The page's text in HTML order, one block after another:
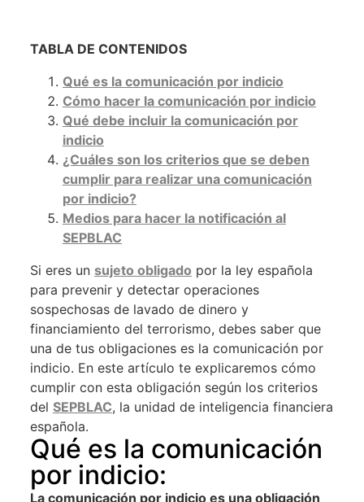
TABLA DE CONTENIDOS
Qué es la comunicación por indicio
Cómo hacer la comunicación por indicio
Qué debe incluir la comunicación por
indicio
¿Cuáles son los criterios que se deben
cumplir para realizar una comunicación
por indicio?
Medios para hacer la notificación al
SEPBLAC
Si eres un sujeto obligado por la ley española
para prevenir y detectar operaciones
sospechosas de lavado de dinero y
financiamiento del terrorismo, debes saber que
una de tus obligaciones es la comunicación por
indicio. En este artículo te explicaremos cómo
cumplir con esta obligación según los criterios
del SEPBLAC, la unidad de inteligencia financiera
española.
Qué es la comunicación
por indicio:
La comunicación por indicio es una obligación